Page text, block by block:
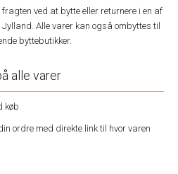
ved at bytte eller returnere i en af
Alle varer kan også ombyttes til
byttebutikker.
alle varer
køb
ordre med direkte link til hvor varen